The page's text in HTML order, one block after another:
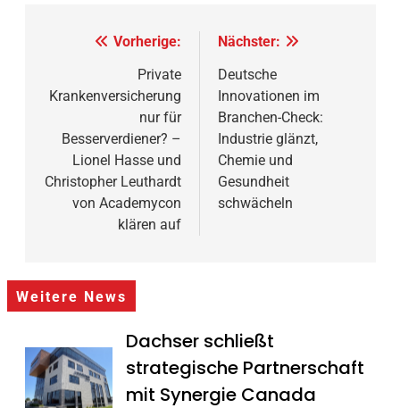
Beitragsnavigation
Vorherige:
Private
Krankenversicherung
nur für
Besserverdiener? –
Lionel Hasse und
Christopher Leuthardt
von Academycon
klären auf
Nächster:
Deutsche
Innovationen im
Branchen-Check:
Industrie glänzt,
Chemie und
Gesundheit
schwächeln
Weitere News
Dachser schließt
strategische Partnerschaft
mit Synergie Canada